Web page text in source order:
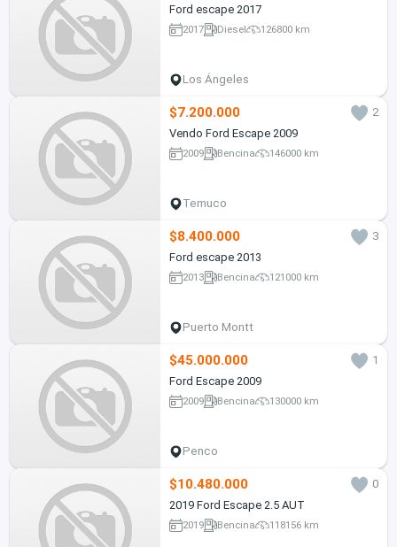
Ford escape 2017
2017 Diesel 126800 km
Los Ángeles
$7.200.000
2
Vendo Ford Escape 2009
2009 Bencina 146000 km
Temuco
$8.400.000
3
Ford escape 2013
2013 Bencina 121000 km
Puerto Montt
$45.000.000
1
Ford Escape 2009
2009 Bencina 130000 km
Penco
$10.480.000
0
2019 Ford Escape 2.5 AUT
2019 Bencina 118156 km